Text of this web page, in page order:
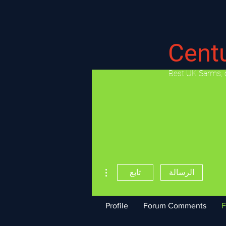
​Best UK
الرسالة تابع
Profile Forum Comments